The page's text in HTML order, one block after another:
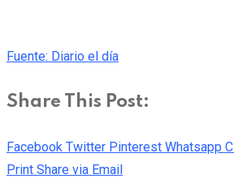
Fuente: Diario el día
Share This Post:
Facebook Twitter Pinterest Whatsapp
Print Share via Email